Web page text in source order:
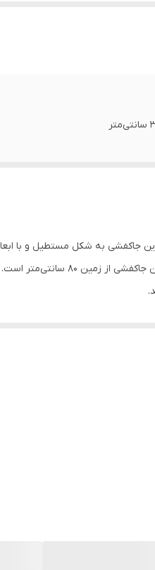
دیده نمی‌شود؛ همچنین همه‌ی